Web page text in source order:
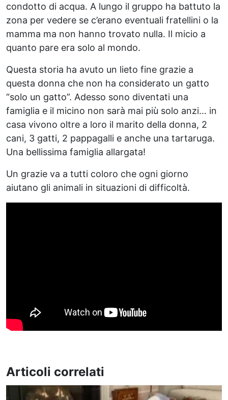
condotto di acqua. A lungo il gruppo ha battuto la
zona per vedere se c’erano eventuali fratellini o la
mamma ma non hanno trovato nulla. Il micio a
quanto pare era solo al mondo.
Questa storia ha avuto un lieto fine grazie a
questa donna che non ha considerato un gatto
“solo un gatto”. Adesso sono diventati una
famiglia e il micino non sarà mai più solo anzi… in
casa vivono oltre a loro il marito della donna, 2
cani, 3 gatti, 2 pappagalli e anche una tartaruga.
Una bellissima famiglia allargata!
Un grazie va a tutti coloro che ogni giorno
aiutano gli animali in situazioni di difficoltà.
Articoli correlati